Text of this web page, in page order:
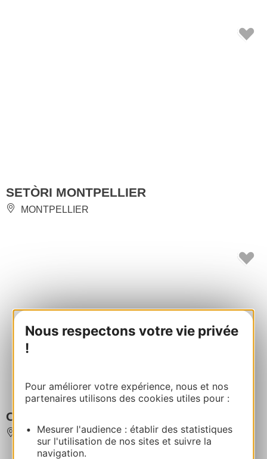
Nous respectons votre vie privée
!
Pour améliorer votre expérience, nous et nos
partenaires utilisons des cookies utiles pour :
Mesurer l'audience : établir des statistiques
sur l'utilisation de nos sites et suivre la
navigation.
SETÒRI MONTPELLIER
MONTPELLIER
ORT(O)
CESSENON-SUR-ORB